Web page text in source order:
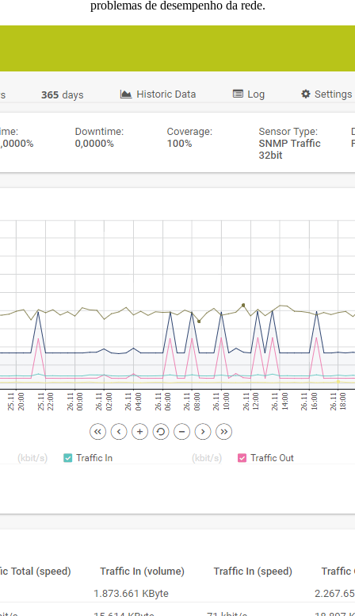
problemas de desempenho da rede.